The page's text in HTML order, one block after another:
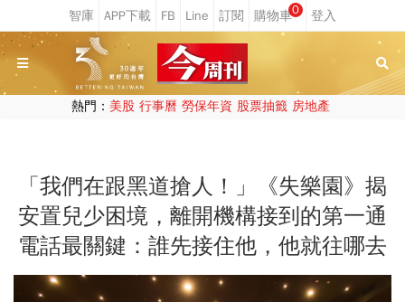
0
熱門： 美股 行事曆 勞保年資 股票抽籤 房地產
「我們在跟黑道搶人！」《失樂園》揭
安置兒少困境，離開機構接到的第一通
電話最關鍵：誰先接住他，他就往哪去